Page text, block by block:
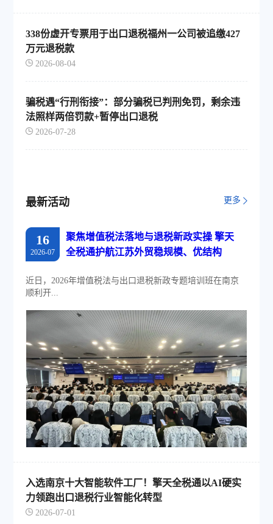
338份虚开专票用于出口退税福州一公司被追缴427
万元退税款
2026-08-04
骗税遇“行刑衔接”：部分骗税已判刑免罚，剩余违
法照样两倍罚款+暂停出口退税
2026-07-28
最新活动 更多
16
2026-07
聚焦增值税法落地与退税新政实操 擎天
全税通护航江苏外贸稳规模、优结构
近日，2026年增值税法与出口退税新政专题培训班在南京
顺利开...
入选南京十大智能软件工厂！擎天全税通以AI硬实
力领跑出口退税行业智能化转型
2026-07-01